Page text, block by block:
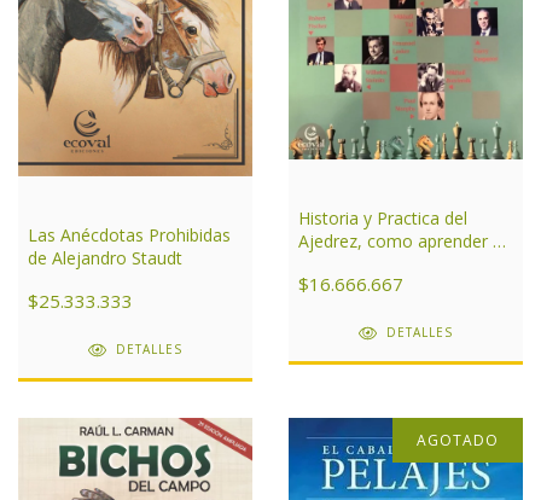
Las Anécdotas Prohibidas
de Alejandro Staudt
$25.333.333
DETALLES
Historia y Practica del
Ajedrez, como aprender de
$16.666.667
DETALLES
AGOTADO